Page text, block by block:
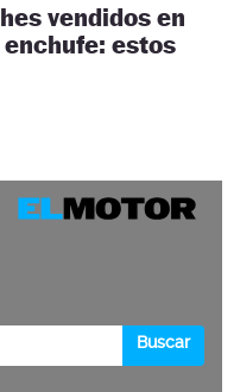
vendidos en
estos